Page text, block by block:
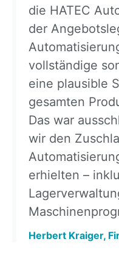
die HATEC
der
vollständige
eine plausible
gesamten
Das war
wir den
erhielten –
Herbert Kraiger,